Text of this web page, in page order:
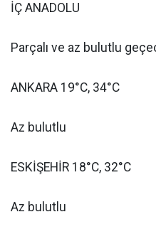
İÇ ANADOLU
Parçalı ve az bulutlu
ANKARA 19°C, 34°C
Az bulutlu
ESKİŞEHİR 18°C, 32°C
Az bulutlu